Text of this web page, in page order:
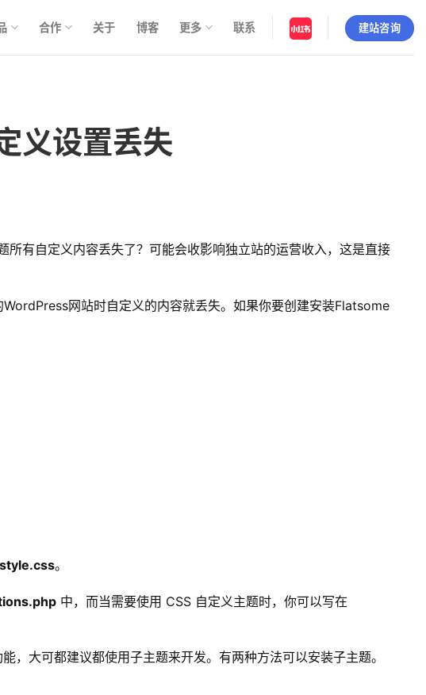
合作 关于 博客 更多 联系 建站咨询
义设置丢失
有自定义内容丢失了？可能会收影响独立站的运营收入，这是直接
网站时自定义的内容就丢失。如果你要创建安装Flatsome
style.css。
中，而当需要使用 CSS 自定义主题时，你可以写在
大可都建议都使用子主题来开发。有两种方法可以安装子主题。